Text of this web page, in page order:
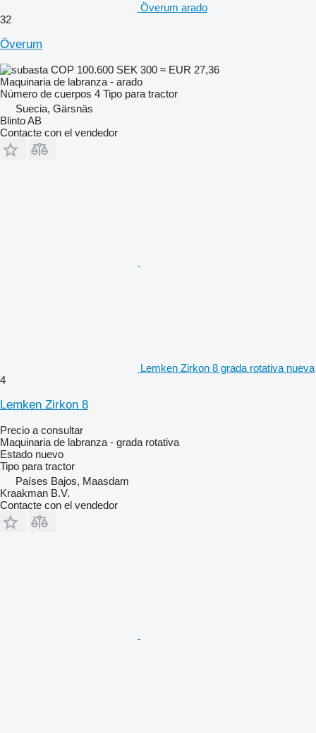
Överum arado
32
Överum
COP 100.600 SEK 300 ≈ EUR 27,36
Maquinaria de labranza - arado
Número de cuerpos 4 Tipo para tractor
Suecia, Gärsnäs
Blinto AB
Contacte con el vendedor
Lemken Zirkon 8 grada rotativa nueva
4
Lemken Zirkon 8
Precio a consultar
Maquinaria de labranza - grada rotativa
Estado nuevo
Tipo para tractor
Países Bajos, Maasdam
Kraakman B.V.
Contacte con el vendedor